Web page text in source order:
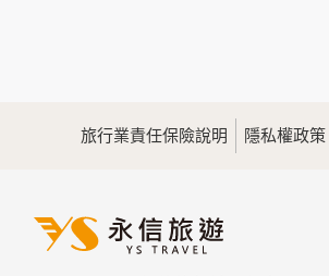
為提供精確的服務，我們會將收集的問卷調
分析，分析結果之統計數據或說明文字呈現
三、資料之保護
旅行業責任保險說明 隱私權政策